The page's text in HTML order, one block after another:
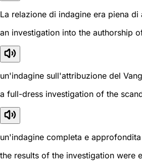
La relazione di indagine era piena di
an investigation into the authorship
un'indagine sull'attribuzione del
a full-dress investigation of the
un'indagine completa e
the results of the investigation were